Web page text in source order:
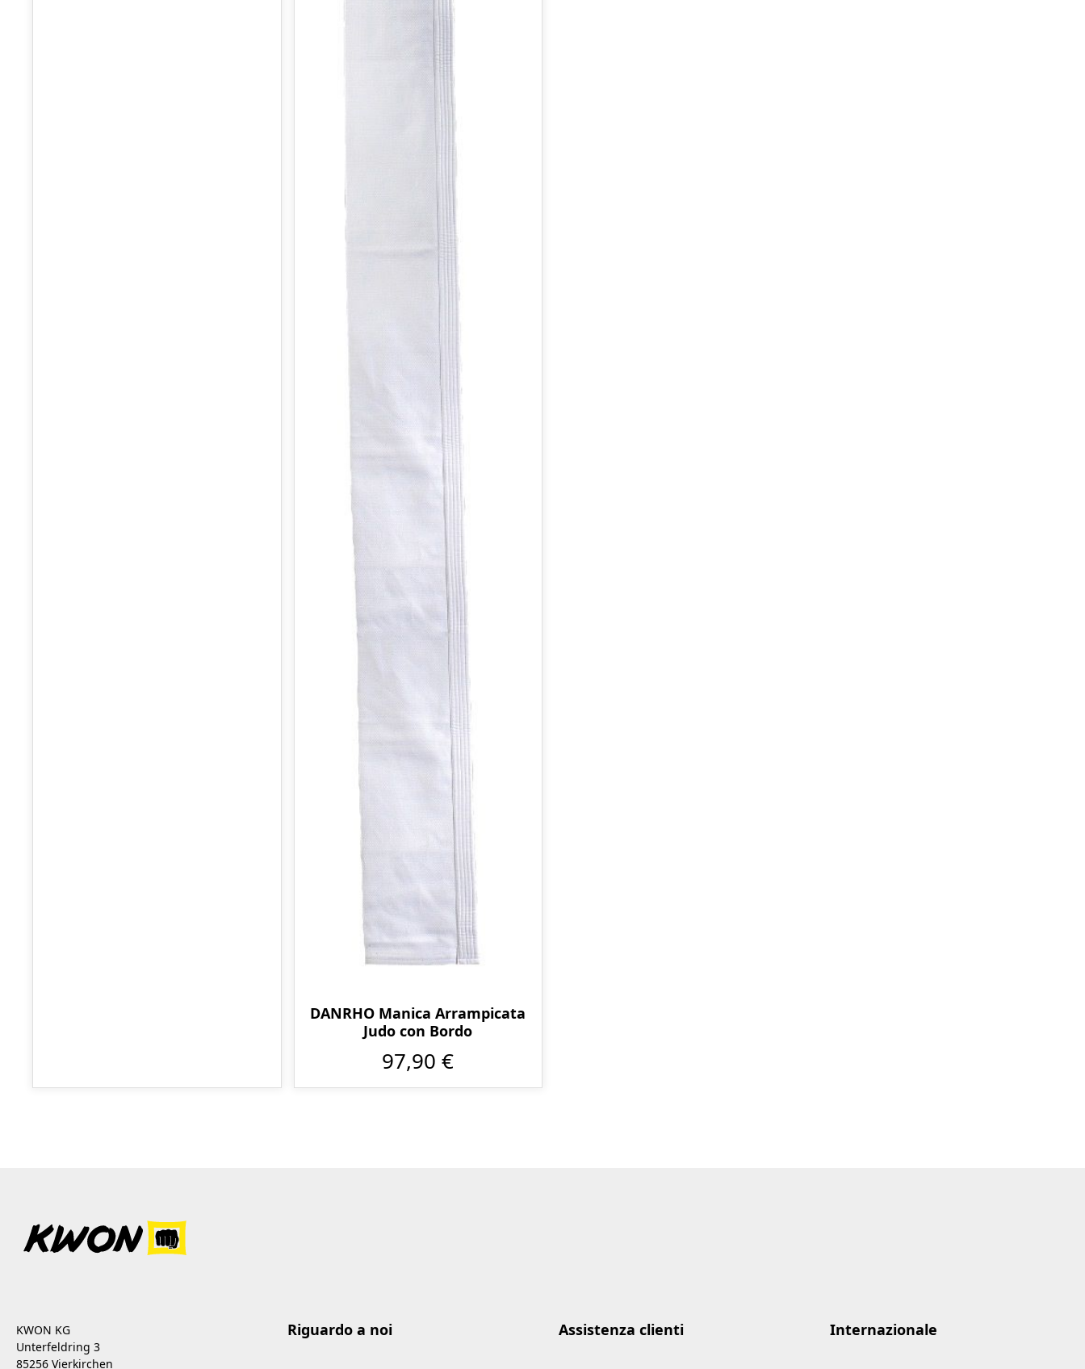
DANRHO Manica Arrampicata
Judo con Bordo
97,90 €
KWON KG
Unterfeldring 3
85256 Vierkirchen
Riguardo a noi Assistenza clienti Internazionale